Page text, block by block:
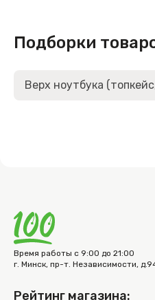
Подборки
Верх ноутбука
Время работы с 9:00 до 21:00
г. Минск, пр-т. Независимости,
Рейтинг магазина: